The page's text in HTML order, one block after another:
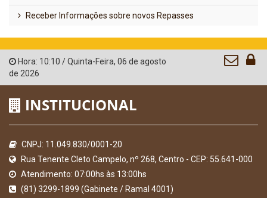
Receber Informações sobre novos Repasses
Hora: 10:10 /Quinta-Feira, 06 de agosto
de 2026
INSTITUCIONAL
CNPJ: 11.049.830/0001-20
Rua Tenente Cleto Campelo, nº 268, Centro - CEP: 55.641-000
Atendimento: 07:00hs às 13:00hs
(81) 3299-1899 (Gabinete / Ramal 4001)